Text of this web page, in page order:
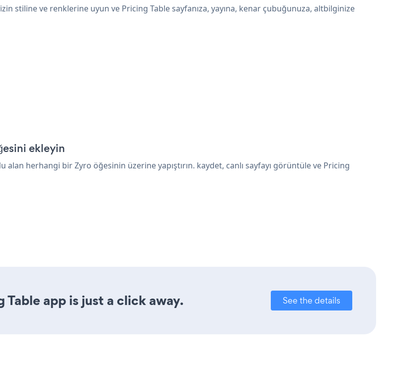
stiline ve renklerine uyun ve Pricing Table sayfanıza, yayına, kenar çubuğunuza, altbilginize
ekleyin
herhangi bir Zyro öğesinin üzerine yapıştırın. kaydet, canlı sayfayı görüntüle ve Pricing
app is just a click away. See the details